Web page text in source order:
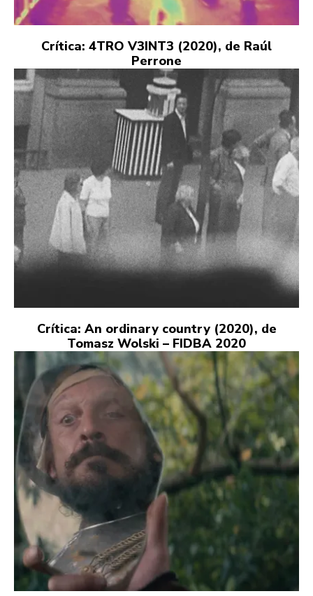
Crítica: 4TRO V3INT3 (2020), de Raúl
Perrone
Crítica: An ordinary country (2020), de
Tomasz Wolski – FIDBA 2020